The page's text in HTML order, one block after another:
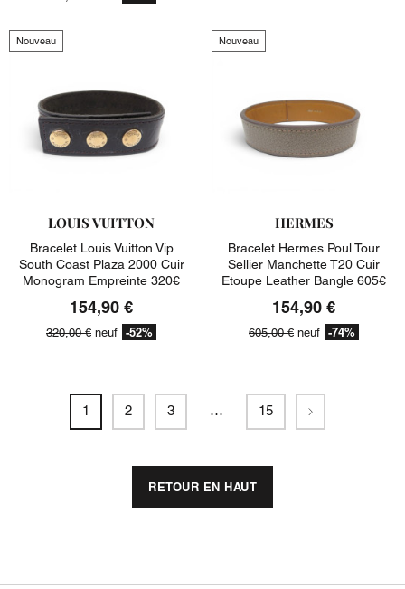
Nouveau
LOUIS VUITTON
Bracelet Louis Vuitton Vip
South Coast Plaza 2000 Cuir
Monogram Empreinte 320€
154,90 €
320,00 € neuf -52%
Nouveau
HERMES
Bracelet Hermes Poul Tour
Sellier Manchette T20 Cuir
Etoupe Leather Bangle 605€
154,90 €
605,00 € neuf -74%
1 2 3 … 15 Suivant
RETOUR EN HAUT